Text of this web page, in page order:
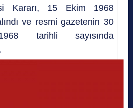
Kararı, 15 Ekim 1968
ve resmi gazetenin 30
tarihli sayısında